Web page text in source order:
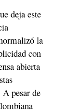
deja este
la
con
abierta
A pesar de